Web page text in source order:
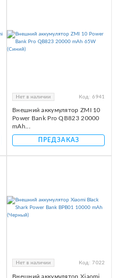
Нет в наличии Код: 6941
Внешний аккумулятор ZMI 10
Power Bank Pro QB823 20000
mAh...
ПРЕДЗАКАЗ
Нет в наличии Код: 7022
Внешний аккумулятор Xiaomi